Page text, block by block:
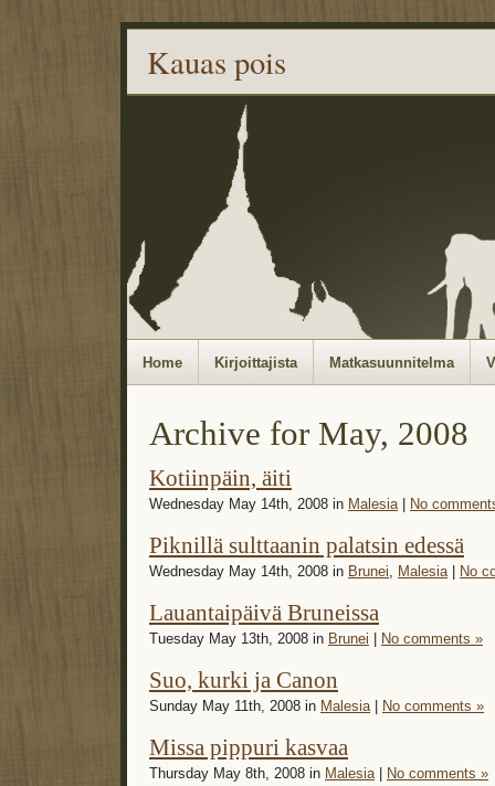
Kauas pois
Home Kirjoittajista Matkasuunnitelma
Archive for May, 2008
Kotiinpäin, äiti
Wednesday May 14th, 2008 in Malesia | No
Piknillä sulttaanin palatsin edessä
Wednesday May 14th, 2008 in Brunei Malesia | No
Lauantaipäivä Bruneissa
Tuesday May 13th, 2008 in Brunei | No comments »
Suo, kurki ja Canon
Sunday May 11th, 2008 in Malesia | No comments »
Missa pippuri kasvaa
Thursday May 8th, 2008 in Malesia | No comments »